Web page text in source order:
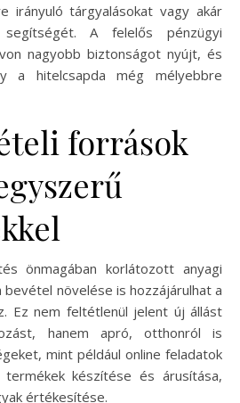
irányuló tárgyalásokat vagy akár
segítségét. A felelős pénzügyi
nagyobb biztonságot nyújt, és
a hitelcsapda még mélyebbre
források
önmagában korlátozott anyagi
növelése is hozzájárulhat a
Ez nem feltétlenül jelent új állást
hanem apró, otthonról is
mint például online feladatok
készítése és árusítása,
értékesítése.